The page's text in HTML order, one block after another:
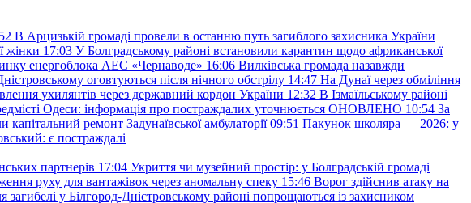
В Арцизькій громаді провели в останню путь загиблого захисника України
жінки 17:03 У Болградському районі встановили карантин щодо африканської
енергоблока АЕС «Чернаводе» 16:06 Вилківська громада назавжди
оговтуються після нічного обстрілу 14:47 На Дунаї через обміління
ухилянтів через державний кордон України 12:32 В Ізмаїльському районі
Одеси: інформація про постраждалих уточнюється ОНОВЛЕНО 10:54 За
ремонт Задунаївської амбулаторії 09:51 Пакунок школяра — 2026: у
є постраждалі
партнерів 17:04 Укриття чи музейний простір: у Болградській громаді
руху для вантажівок через аномальну спеку 15:46 Ворог здійснив атаку на
загибелі у Білгород-Дністровському районі попрощаються із захисником